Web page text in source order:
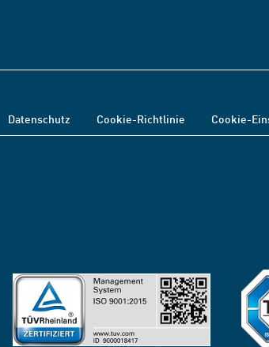
Datenschutz Cookie-Richtlinie Cookie-